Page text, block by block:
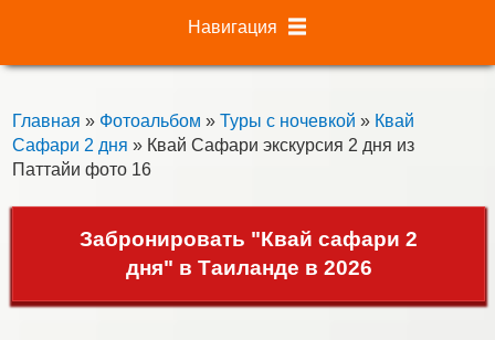
Навигация
Главная » Фотоальбом » Туры с ночевкой » Квай
Сафари 2 дня » Квай Сафари экскурсия 2 дня из
Паттайи фото 16
Забронировать "Квай сафари 2
дня" в Таиланде в 2026